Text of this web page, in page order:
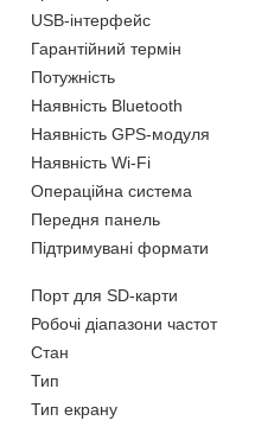
USB-інтерфейс
Гарантійний термін
Потужність
Наявність Bluetooth
Наявність GPS-модуля
Наявність Wi-Fi
Операційна система
Передня панель
Підтримувані формати
Порт для SD-карти
Робочі діапазони частот
Стан
Тип
Тип екрану